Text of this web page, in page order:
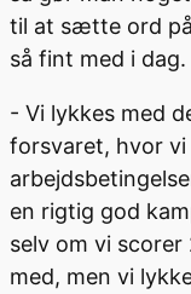
til at sætte ord
så fint med i dag.
- Vi lykkes med
forsvaret, hvor
en rigtig god
selv om vi scorer
med, men vi